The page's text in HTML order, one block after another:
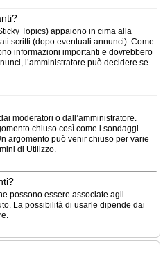
Topics) appaiono in cima alla
scritti (dopo eventuali annunci). Come
informazioni importanti e dovrebbero
l’amministratore può decidere se
moderatori o dall’amministratore.
chiuso così come i sondaggi
argomento può venir chiuso per varie
di Utilizzo.
possono essere associate agli
La possibilità di usarle dipende dai